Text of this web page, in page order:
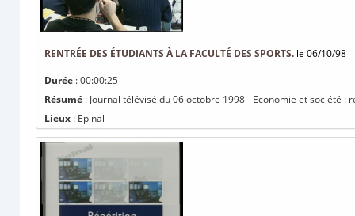
RENTRÉE DES ÉTUDIANTS À LA FACULTÉ DES SPORTS. le 06/10/98
Durée : 00:00:25
Résumé : Journal télévisé du 06 octobre 1998 - Economie et société
Lieux : Epinal